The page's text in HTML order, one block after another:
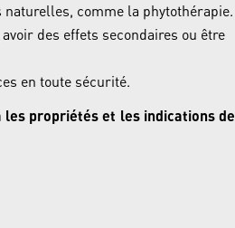
comme la phytothérapie.
des effets secondaires ou être
en toute sécurité.
les propriétés et les indications de